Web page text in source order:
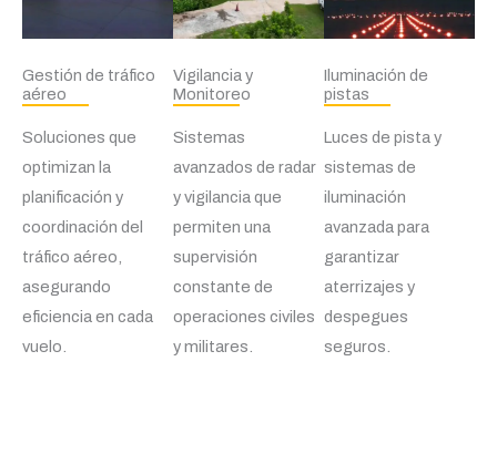
Gestión de tráfico
aéreo
Soluciones que
optimizan la
planificación y
coordinación del
tráfico aéreo,
asegurando
eficiencia en cada
vuelo.
Vigilancia y
Monitoreo
Sistemas
avanzados de radar
y vigilancia que
permiten una
supervisión
constante de
operaciones civiles
y militares.
Iluminación de
pistas
Luces de pista y
sistemas de
iluminación
avanzada para
garantizar
aterrizajes y
despegues
seguros.